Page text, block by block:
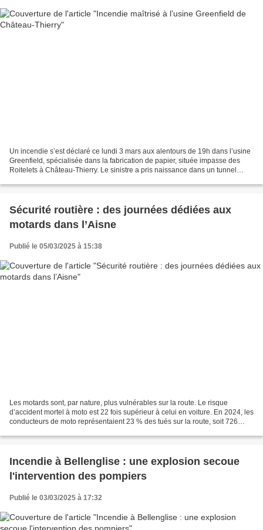
Un incendie s’est déclaré ce lundi 3 mars aux alentours de 19h dans l’usine
Greenfield, spécialisée dans la fabrication de papier, située impasse des
Roitelets à Château-Thierry. Le sinistre a pris naissance dans un tunnel
Sécurité routière : des journées dédiées aux
motards dans l’Aisne
Publié le 05/03/2025 à 15:38
Les motards sont, par nature, plus vulnérables sur la route. Le risque
d’accident mortel à moto est 22 fois supérieur à celui en voiture. En 2024, les
conducteurs de moto représentaient 23 % des tués sur la route, soit 726
Incendie à Bellenglise : une explosion secoue
l'intervention des pompiers
Publié le 03/03/2025 à 17:32